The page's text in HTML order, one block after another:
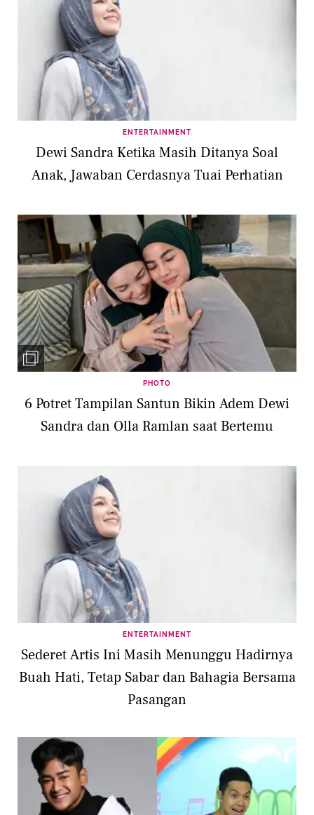
ENTERTAINMENT
Dewi Sandra Ketika Masih Ditanya Soal
Anak, Jawaban Cerdasnya Tuai Perhatian
PHOTO
6 Potret Tampilan Santun Bikin Adem Dewi
Sandra dan Olla Ramlan saat Bertemu
ENTERTAINMENT
Sederet Artis Ini Masih Menunggu Hadirnya
Buah Hati, Tetap Sabar dan Bahagia Bersama
Pasangan